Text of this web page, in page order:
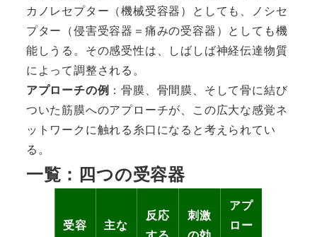
カノレセプター（機械受容器）としても、ノシセ
プター（侵害受容器＝痛みの受容器）としても機
能しうる。その感受性は、しばしば神経伝達物質
によって調整される。
アプローチの例 ：骨膜、骨間膜、そして骨に結び
ついた筋膜へのアプローチが、この広大な感覚ネ
ットワークに触れる糸口になると考えられてい
る。
一覧：四つの受容器
受容
主な
反応
刺激
アプ
ロー